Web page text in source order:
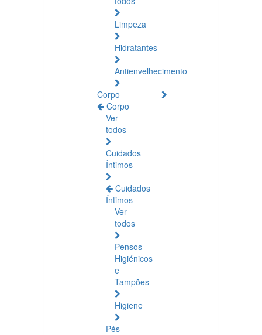
Limpeza
Hidratantes
Antienvelhecimento
Corpo
Corpo
Ver
todos
Cuidados
Íntimos
Cuidados
Íntimos
Ver
todos
Pensos
Higiénicos
e
Tampões
Higiene
Pés